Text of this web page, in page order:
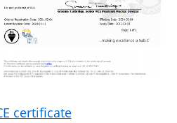
certificate